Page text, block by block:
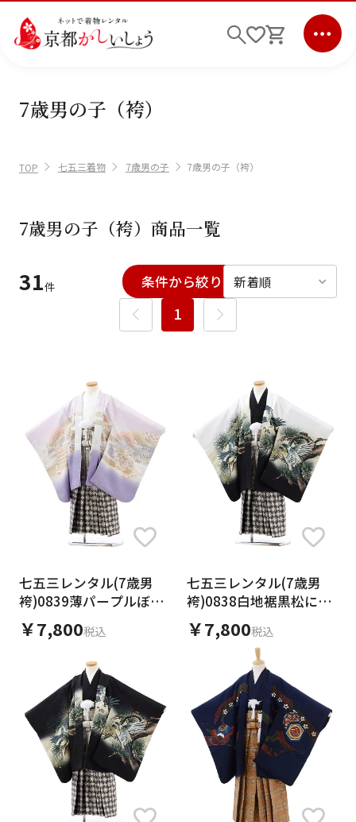
ログイン
ご利用ガイド
サポート
レンタルの流れ
閲覧履歴
キーワード検索
検索
条件検索
2026年8月
日 月 火 木 金 土
1
2 3 4 7 8
16
17 18 20 21
22
23
27 28
日
6
13
20
21
現在選択しているご利用日
日付をリセット
ご利用される方 ご利用される対象の方を選択してください
7歳男の子（袴）
TOP 七五三着物 7歳男の子 7歳男の子（袴）
7歳男の子（袴）商品一覧
31件 条件から絞り込む絞り込む
1
七五三レンタル(7歳男
袴)0839薄パープルぼか
しxグレーゴールド袴
￥7,800税込
七五三レンタル(7歳男
袴)0838白地裾黒松に鷹
xグレーゴールド袴
￥7,800税込